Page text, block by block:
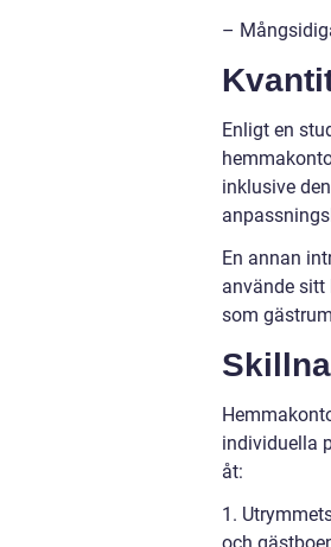
–
Enligt en
inklusive
En annan
använde
som
individuella
åt:
1.
och